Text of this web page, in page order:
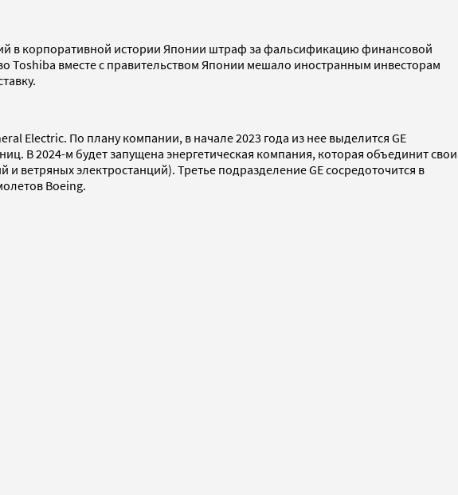
в корпоративной истории Японии штраф за фальсификацию финансовой
Toshiba вместе с правительством Японии мешало иностранным инвесторам
Electric. По плану компании, в начале 2023 года из нее выделится GE
В 2024-м будет запущена энергетическая компания, которая объединит свои
ветряных электростанций). Третье подразделение GE сосредоточится в
Boeing.